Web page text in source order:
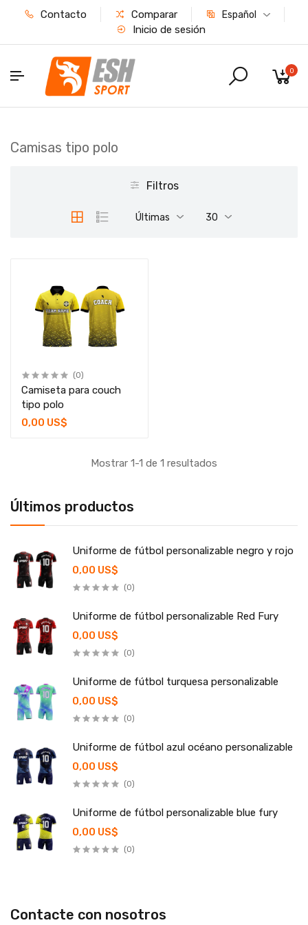
Contacto Comparar Español
Inicio de sesión
0
Últimos productos
Uniforme de fútbol personalizable negro y rojo
0,00 US$
(0)
Uniforme de fútbol personalizable Red Fury
0,00 US$
(0)
Uniforme de fútbol turquesa personalizable
0,00 US$
(0)
Uniforme de fútbol azul océano personalizable
0,00 US$
(0)
Uniforme de fútbol personalizable blue fury
0,00 US$
(0)
Camisas tipo polo
Filtros
Últimas 30
(0)
Camiseta para couch
tipo polo
0,00 US$
Mostrar 1-1 de 1 resultados
Contacte con nosotros